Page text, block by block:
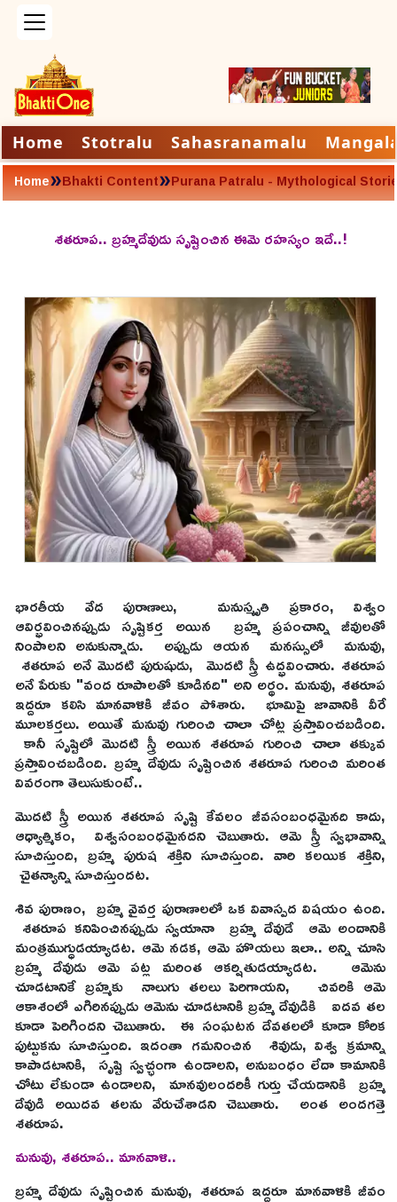
Home Stotralu Sahasranamalu
Home»Bhakti Content»Purana Patralu - Mythological
శతరూప.. బ్రహ్మదేవుడు సృష్టించిన ఈమె రహస్యం ఇదే..!
భారతీయ వేద పురాణాలు, మనుస్మృతి ప్రకారం, విశ్వం
ఆవిర్భవించినప్పుడు సృష్టికర్త అయిన బ్రహ్మ ప్రపంచాన్ని జీవులతో
నింపాలని అనుకున్నాడు. అప్పుడు ఆయన మనస్సులో మనువు,
శతరూప అనే మొదటి పురుషుడు, మొదటి స్త్రీ ఉద్భవించారు. శతరూప
అనే పేరుకు "వంద రూపాలతో కూడినది" అని అర్థం. మనువు, శతరూప
ఇద్దరూ కలిసి మానవాళికి జీవం పోశారు. భూమిపై జావానికి వీరే
మూలకర్తలు. అయితే మనువు గురించి చాలా చోట్ల ప్రస్తావించబడింది.
కానీ సృష్టిలో మొదటి స్త్రీ అయిన శతరూప గురించి చాలా తక్కువ
ప్రస్తావించబడింది. బ్రహ్మ దేవుడు సృష్టించిన శతరూప గురించి మరింత
వివరంగా తెలుసుకుంటే..
మొదటి స్త్రీ అయిన శతరూప సృష్టి కేవలం జీవసంబంధమైనది కాదు,
ఆధ్యాత్మికం, విశ్వసంబంధమైనదని చెబుతారు. ఆమె స్త్రీ స్వభావాన్ని
సూచిస్తుంది, బ్రహ్మ పురుష శక్తిని సూచిస్తుంది. వారి కలయిక శక్తిని,
చైతన్యాన్ని సూచిస్తుందట.
శివ పురాణం, బ్రహ్మ వైవర్త పురాణాలలో ఒక వివాస్పద విషయం ఉంది.
శతరూప కనిపించినప్పుడు స్వయానా బ్రహ్మ దేవుడే ఆమె అందానికి
మంత్రముగ్ధుడయ్యాడట. ఆమె నడక, ఆమె హొయలు ఇలా.. అన్ని చూసి
బ్రహ్మ దేవుడు ఆమె పట్ల మరింత ఆకర్షితుడయ్యాడట. ఆమెను
చూడటానికే బ్రహ్మకు నాలుగు తలలు పెరిగాయని, చివరికి ఆమె
ఆకాశంలో ఎగిరినప్పుడు ఆమెను చూడటానికి బ్రహ్మ దేవుడికి ఐదవ తల
కూడా పెరిగిందని చెబుతారు. ఈ సంఘటన దేవతలలో కూడా కోరిక
పుట్టుకను సూచిస్తుంది. ఇదంతా గమనించిన శివుడు, విశ్వ క్రమాన్ని
కాపాడటానికి, సృష్టి స్వచ్ఛంగా ఉండాలని, అనుబంధం లేదా కామానికి
చోటు లేకుండా ఉండాలని, మానవులందరికీ గుర్తు చేయడానికి బ్రహ్మ
దేవుడి అయిదవ తలను వేరుచేశాడని చెబుతారు. అంత అందగత్తె
శతరూప.
మనువు, శతరూప.. మానవాళి..
బ్రహ్మ దేవుడు సృష్టించిన మనువు, శతరూప ఇద్దరూ మానవాళికి జీవం